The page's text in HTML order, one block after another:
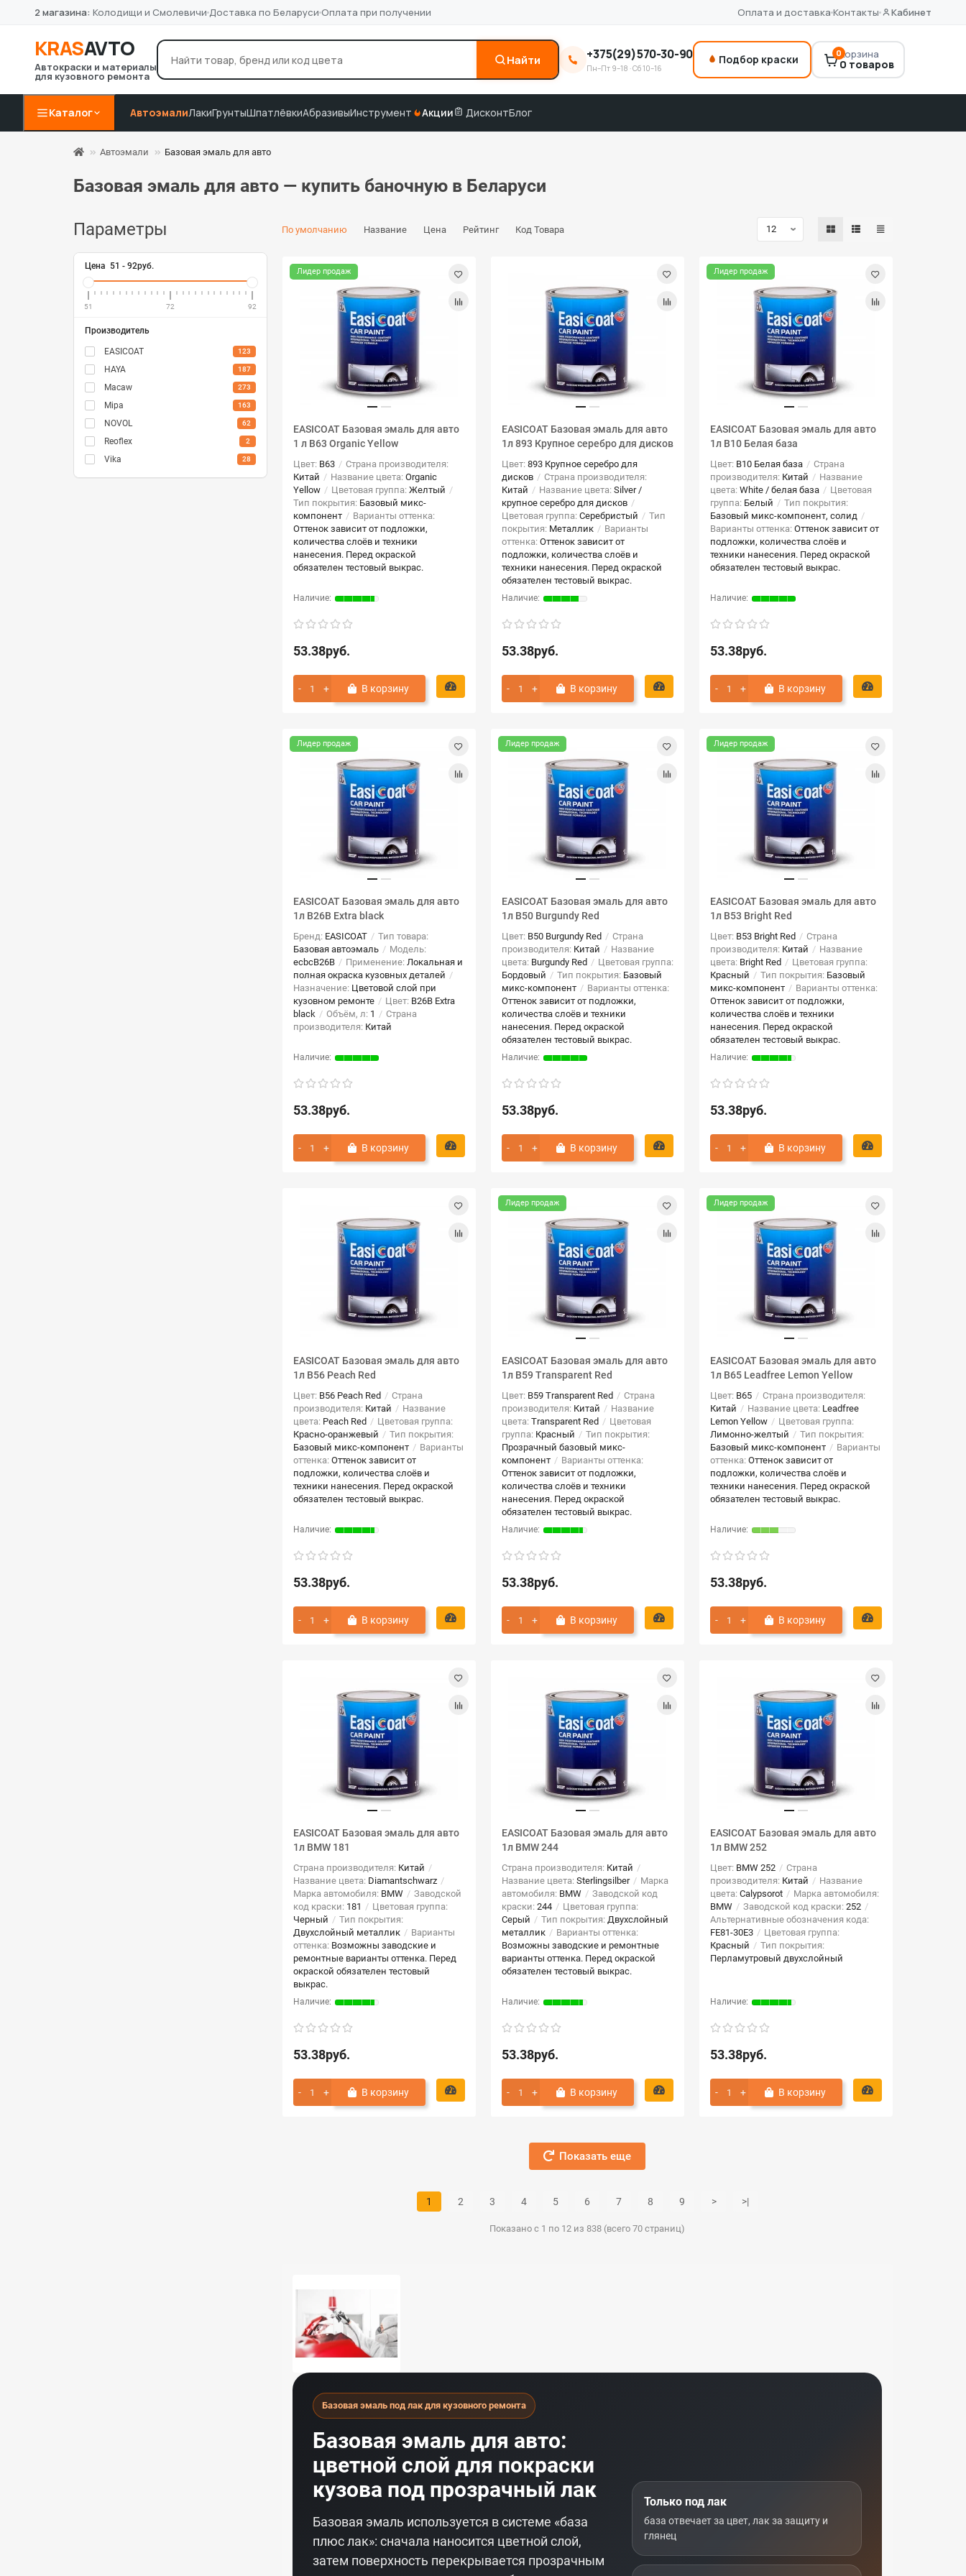
2 магазина: Колодищи и Смолевичи Доставка по Беларуси Оплата при получении Оплата и доставка Контакты Кабинет
KRASAVTO
Автокраски и материалы
для кузовного ремонта
Найти
Например: лак Novol грунт 4+1 P80 3M краска по коду подбор по VIN
+375(29)570-30-90
Пн–Пт 9–18 · Сб 10–16
Подбор краски 0Корзина
0 товаров
Каталог АвтоэмалиЛакиГрунтыШпатлёвкиАбразивыИнструмент Акции ДисконтБлог
Автоэмали Базовая эмаль для авто
Базовая эмаль для авто — купить баночную в Беларуси
Параметры
Цена 51 - 92руб.
51 72 92
Производитель
EASICOAT 123
HAYA 187
Macaw 273
Mipa 163
NOVOL 62
Reoflex 2
Vika 28
По умолчанию Название Цена Рейтинг Код Товара
Лидер продаж
EASICOAT Базовая эмаль для авто
1 л B63 Organic Yellow
Цвет: B63
Страна производителя:
Китай
Название цвета: Organic
Yellow
Цветовая группа: Желтый
Тип покрытия: Базовый микс-
компонент
Варианты оттенка:
Оттенок зависит от подложки,
количества слоёв и техники
нанесения. Перед окраской
обязателен тестовый выкрас.
53.38руб.
В корзину
EASICOAT Базовая эмаль для авто
1л 893 Крупное серебро для дисков
Цвет: 893 Крупное серебро для
дисков
Страна производителя:
Китай
Название цвета: Silver /
крупное серебро для дисков
Цветовая группа: Серебристый
Тип
покрытия: Металлик
Варианты
оттенка: Оттенок зависит от
подложки, количества слоёв и
техники нанесения. Перед окраской
обязателен тестовый выкрас.
53.38руб.
В корзину
Лидер продаж
EASICOAT Базовая эмаль для авто
1л B10 Белая база
Цвет: B10 Белая база
Страна
производителя: Китай
Название
цвета: White / белая база
Цветовая
группа: Белый
Тип покрытия:
Базовый микс-компонент, солид
Варианты оттенка: Оттенок зависит от
подложки, количества слоёв и
техники нанесения. Перед окраской
обязателен тестовый выкрас.
53.38руб.
В корзину
Лидер продаж
EASICOAT Базовая эмаль для авто
1л B26B Extra black
Бренд: EASICOAT
Тип товара:
Базовая автоэмаль
Модель:
ecbcB26B
Применение: Локальная и
полная окраска кузовных деталей
Назначение: Цветовой слой при
кузовном ремонте
Цвет: B26B Extra
black
Объём, л: 1
Страна
производителя: Китай
53.38руб.
В корзину
Лидер продаж
EASICOAT Базовая эмаль для авто
1л B50 Burgundy Red
Цвет: B50 Burgundy Red
Страна
производителя: Китай
Название
цвета: Burgundy Red
Цветовая группа:
Бордовый
Тип покрытия: Базовый
микс-компонент
Варианты оттенка:
Оттенок зависит от подложки,
количества слоёв и техники
нанесения. Перед окраской
обязателен тестовый выкрас.
53.38руб.
В корзину
Лидер продаж
EASICOAT Базовая эмаль для авто
1л B53 Bright Red
Цвет: B53 Bright Red
Страна
производителя: Китай
Название
цвета: Bright Red
Цветовая группа:
Красный
Тип покрытия: Базовый
микс-компонент
Варианты оттенка:
Оттенок зависит от подложки,
количества слоёв и техники
нанесения. Перед окраской
обязателен тестовый выкрас.
53.38руб.
В корзину
EASICOAT Базовая эмаль для авто
1л B56 Peach Red
Цвет: B56 Peach Red
Страна
производителя: Китай
Название
цвета: Peach Red
Цветовая группа:
Красно-оранжевый
Тип покрытия:
Базовый микс-компонент
Варианты
оттенка: Оттенок зависит от
подложки, количества слоёв и
техники нанесения. Перед окраской
обязателен тестовый выкрас.
53.38руб.
В корзину
Лидер продаж
EASICOAT Базовая эмаль для авто
1л B59 Transparent Red
Цвет: B59 Transparent Red
Страна
производителя: Китай
Название
цвета: Transparent Red
Цветовая
группа: Красный
Тип покрытия:
Прозрачный базовый микс-
компонент
Варианты оттенка:
Оттенок зависит от подложки,
количества слоёв и техники
нанесения. Перед окраской
обязателен тестовый выкрас.
53.38руб.
В корзину
Лидер продаж
EASICOAT Базовая эмаль для авто
1л B65 Leadfree Lemon Yellow
Цвет: B65
Страна производителя:
Китай
Название цвета: Leadfree
Lemon Yellow
Цветовая группа:
Лимонно-желтый
Тип покрытия:
Базовый микс-компонент
Варианты
оттенка: Оттенок зависит от
подложки, количества слоёв и
техники нанесения. Перед окраской
обязателен тестовый выкрас.
53.38руб.
В корзину
EASICOAT Базовая эмаль для авто
1л BMW 181
Страна производителя: Китай
Название цвета: Diamantschwarz
Марка автомобиля: BMW
Заводской
код краски: 181
Цветовая группа:
Черный
Тип покрытия:
Двухслойный металлик
Варианты
оттенка: Возможны заводские и
ремонтные варианты оттенка. Перед
окраской обязателен тестовый
выкрас.
53.38руб.
В корзину
EASICOAT Базовая эмаль для авто
1л BMW 244
Страна производителя: Китай
Название цвета: Sterlingsilber
Марка
автомобиля: BMW
Заводской код
краски: 244
Цветовая группа:
Серый
Тип покрытия: Двухслойный
металлик
Варианты оттенка:
Возможны заводские и ремонтные
варианты оттенка. Перед окраской
обязателен тестовый выкрас.
53.38руб.
В корзину
EASICOAT Базовая эмаль для авто
1л BMW 252
Цвет: BMW 252
Страна
производителя: Китай
Название
цвета: Calypsorot
Марка автомобиля:
BMW
Заводской код краски: 252
Альтернативные обозначения кода:
FE81-30E3
Цветовая группа:
Красный
Тип покрытия:
Перламутровый двухслойный
53.38руб.
В корзину
Показать еще
1 2 3 4 5 6 7 8 9 > >|
Показано с 1 по 12 из 838 (всего 70 страниц)
Базовая эмаль под лак для кузовного ремонта
Базовая эмаль для авто:
цветной слой для покраски
кузова под прозрачный лак
Базовая эмаль используется в системе «база
плюс лак»: сначала наносится цветной слой,
затем поверхность перекрывается прозрачным
Только под лак
база отвечает за цвет, лак за защиту и
глянец